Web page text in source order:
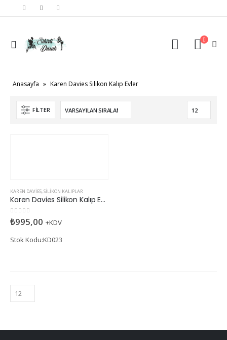
Anasayfa » Karen Davies Silikon Kalıp Evler
FILTER
KAREN DAVIES,SILIKON KALIPLAR
Karen Davies Silikon Kalıp Evler
05 üzerinden
₺995,00 +KDV
Stok Kodu:KD023